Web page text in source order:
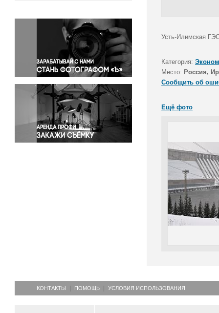
Окружающая среда
Политика
Правосудие
Происшествия и конфликты
Религия
Светская жизнь
Спорт
Экология
Экономика и бизнес
Усть-Илимская
Категория:
Место: Россия,
Сообщить об
Ещё фото
КОНТАКТЫ ПОМОЩЬ УСЛОВИЯ ИСПОЛЬЗОВАНИЯ